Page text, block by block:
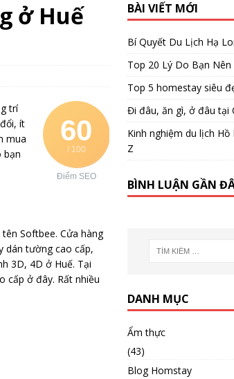
ở Huế
60
/ 100
Điểm SEO
trí
ít
mua
bạn
Softbee. Cửa hàng
dán tường cao cấp,
3D, 4D ở Huế. Tại
cấp ở đây. Rất nhiều
BÀI VIẾT MỚI
Bí Quyết Du Lịch Hạ
Top 20 Lý Do Bạn
Top 5 homestay siêu
Đi đâu, ăn gì, ở đâu tại
Kinh nghiệm du lịch
Z
BÌNH LUẬN GẦN
DANH MỤC
Ẩm thực
(43)
Blog Homstay